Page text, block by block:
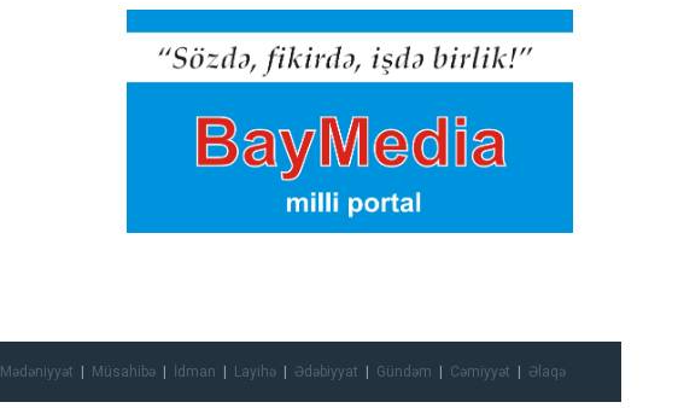
Mədəniyyət Müsahibə İdman Layihə Ədəbiyyat Gündəm Cəmiyyət Əlaqə